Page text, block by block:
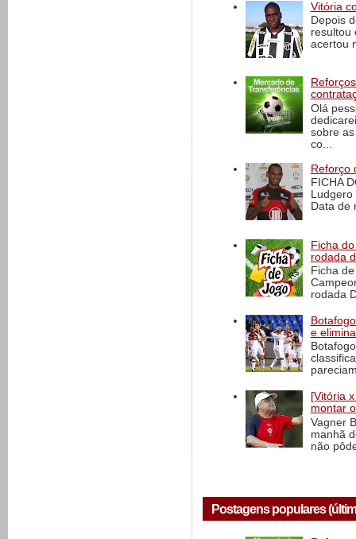
Vitória
Depois
resultou
acertou
Olá
sobre
co...
Reforço
FICHA
Data de
Ficha
rodada
Ficha
rodada
e
[Vitória
montar
Vagner
manhã
não
Postagens populares